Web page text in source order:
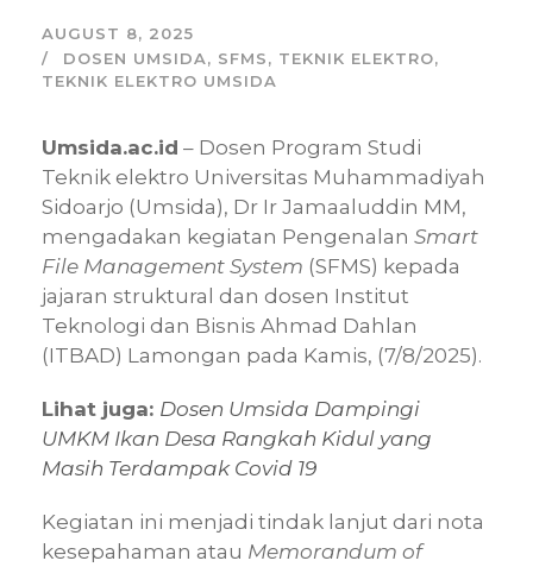
AUGUST 8, 2025
DOSEN UMSIDA, SFMS, TEKNIK ELEKTRO,
TEKNIK ELEKTRO UMSIDA
Umsida.ac.id – Dosen Program Studi
Teknik elektro Universitas Muhammadiyah
Sidoarjo (Umsida), Dr Ir Jamaaluddin MM,
mengadakan kegiatan Pengenalan Smart
File Management System (SFMS) kepada
jajaran struktural dan dosen Institut
Teknologi dan Bisnis Ahmad Dahlan
(ITBAD) Lamongan pada Kamis, (7/8/2025).
Lihat juga: Dosen Umsida Dampingi
UMKM Ikan Desa Rangkah Kidul yang
Masih Terdampak Covid 19
Kegiatan ini menjadi tindak lanjut dari nota
kesepahaman atau Memorandum of